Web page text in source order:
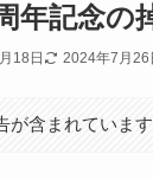
年記念の
18日 2024年7月26
が含まれています